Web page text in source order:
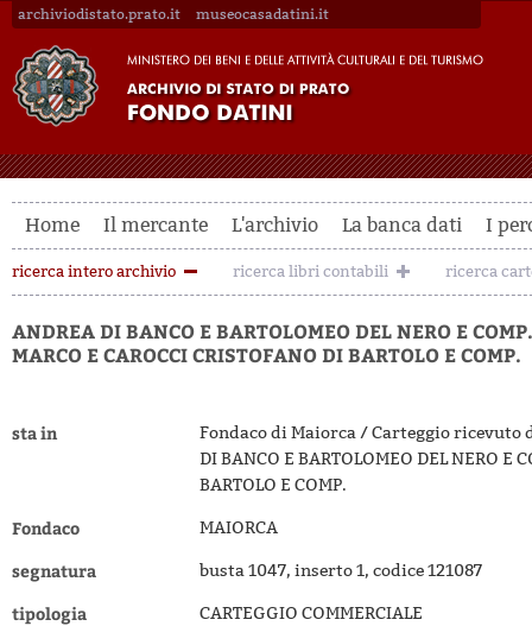
archiviodistato.prato.it museocasadatini.it
Home Il mercante L'archivio La banca dati I
ricerca intero archivio ricerca libri contabili ricerca
ANDREA DI BANCO E BARTOLOMEO DEL NERO E
MARCO E CAROCCI CRISTOFANO DI BARTOLO E COMP.
sta in
Fondaco di Maiorca / Carteggio ricevuto
DI BANCO E BARTOLOMEO DEL NERO E
BARTOLO E COMP.
Fondaco MAIORCA
segnatura busta 1047, inserto 1, codice 121087
tipologia CARTEGGIO COMMERCIALE